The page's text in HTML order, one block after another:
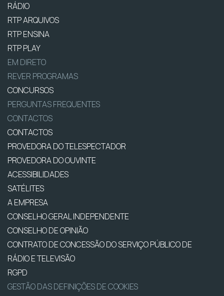
RÁDIO
RTP ARQUIVOS
RTP ENSINA
RTP PLAY
EM DIRETO
REVER PROGRAMAS
CONCURSOS
PERGUNTAS FREQUENTES
CONTACTOS
CONTACTOS
PROVEDORA DO TELESPECTADOR
PROVEDORA DO OUVINTE
ACESSIBILIDADES
SATÉLITES
A EMPRESA
CONSELHO GERAL INDEPENDENTE
CONSELHO DE OPINIÃO
CONTRATO DE CONCESSÃO DO SERVIÇO PÚBLICO DE
RÁDIO E TELEVISÃO
RGPD
GESTÃO DAS DEFINIÇÕES DE COOKIES